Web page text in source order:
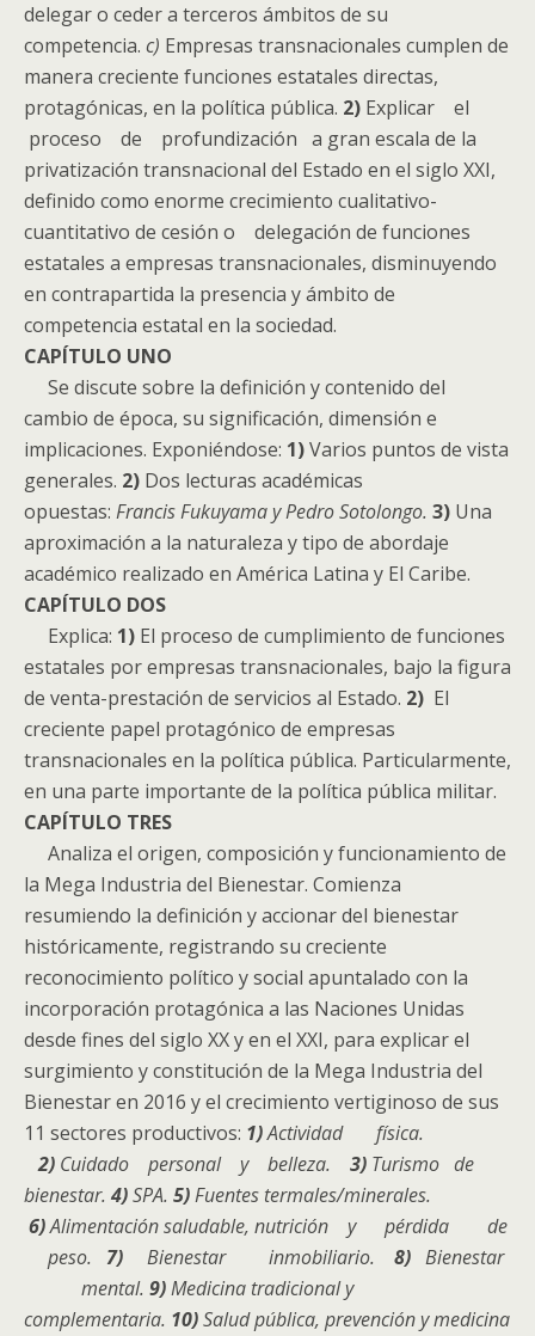
delegar o ceder a terceros ámbitos de su
competencia. c) Empresas transnacionales cumplen de
manera creciente funciones estatales directas,
protagónicas, en la política pública. 2) Explicar el
proceso de profundización a gran escala de la
privatización transnacional del Estado en el siglo XXI,
definido como enorme crecimiento cualitativo-
cuantitativo de cesión o delegación de funciones
estatales a empresas transnacionales, disminuyendo
en contrapartida la presencia y ámbito de
competencia estatal en la sociedad.
CAPÍTULO UNO
Se discute sobre la definición y contenido del
cambio de época, su significación, dimensión e
implicaciones. Exponiéndose: 1)Varios puntos de vista
generales. 2) Dos lecturas académicas
opuestas: Francis Fukuyama y Pedro Sotolongo. 3) Una
aproximación a la naturaleza y tipo de abordaje
académico realizado en América Latina y El Caribe.
CAPÍTULO DOS
Explica: 1) El proceso de cumplimiento de funciones
estatales por empresas transnacionales, bajo la figura
de venta-prestación de servicios al Estado. 2) El
creciente papel protagónico de empresas
transnacionales en la política pública. Particularmente,
en una parte importante de la política pública militar.
CAPÍTULO TRES
Analiza el origen, composición y funcionamiento de
la Mega Industria del Bienestar. Comienza
resumiendo la definición y accionar del bienestar
históricamente, registrando su creciente
reconocimiento político y social apuntalado con la
incorporación protagónica a las Naciones Unidas
desde fines del siglo XX y en el XXI, para explicar el
surgimiento y constitución de la Mega Industria del
Bienestar en 2016 y el crecimiento vertiginoso de sus
11 sectores productivos: 1)Actividad física.
2) Cuidado personal y belleza. 3) Turismo de
bienestar. 4)SPA. 5)Fuentes termales/minerales.
6)Alimentación saludable, nutrición y pérdida de
peso. 7) Bienestar inmobiliario. 8) Bienestar
mental. 9)Medicina tradicional y
complementaria. 10)Salud pública, prevención y medicina